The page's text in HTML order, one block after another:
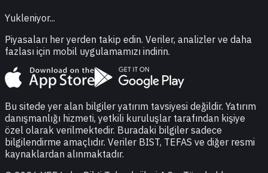
Yukleniyor...
Piyasaları her yerden takip edin. Veriler, analizler ve daha
fazlası için mobil uygulamamızı indirin.
Bu sitede yer alan bilgiler yatırım tavsiyesi değildir. Yatırım
danışmanlığı hizmeti, yetkili kuruluşlar tarafından kişiye
özel olarak verilmektedir. Buradaki bilgiler sadece
bilgilendirme amaçlıdır. Veriler BIST, TEFAS ve diğer resmi
kaynaklardan alınmaktadır.